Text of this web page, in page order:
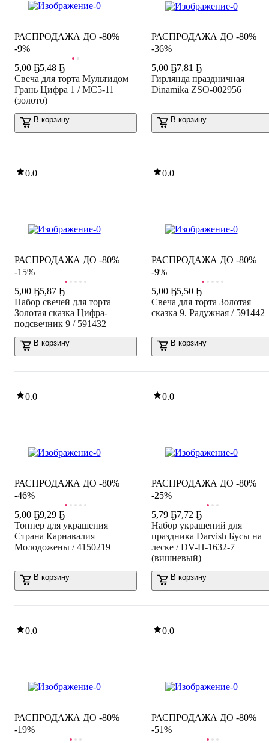
-9%
РАСПРОДАЖА ДО -80%
5,00 Ҕ5,48 Ҕ
Свеча для торта Мультидом
Грань Цифра 1 / МС5-11
(золото)
В корзину
-36%
РАСПРОДАЖА ДО -80%
5,00 Ҕ7,81 Ҕ
Гирлянда праздничная
Dinamika ZSO-002956
В корзину
0.0
-15%
РАСПРОДАЖА ДО -80%
5,00 Ҕ5,87 Ҕ
Набор свечей для торта
Золотая сказка Цифра-
подсвечник 9 / 591432
В корзину
0.0
-9%
РАСПРОДАЖА ДО -80%
5,00 Ҕ5,50 Ҕ
Свеча для торта Золотая
сказка 9. Радужная / 591442
В корзину
0.0
-46%
РАСПРОДАЖА ДО -80%
5,00 Ҕ9,29 Ҕ
Топпер для украшения
Страна Карнавалия
Молодожены / 4150219
В корзину
0.0
-25%
РАСПРОДАЖА ДО -80%
5,79 Ҕ7,72 Ҕ
Набор украшений для
праздника Darvish Бусы на
леске / DV-H-1632-7
(вишневый)
В корзину
0.0
-19%
РАСПРОДАЖА ДО -80%
0.0
-51%
РАСПРОДАЖА ДО -80%